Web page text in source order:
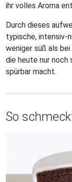
ihr volles Aroma
Durch dieses
typische, intensiv-
weniger süß als
die heute nur noch
spürbar macht.
So